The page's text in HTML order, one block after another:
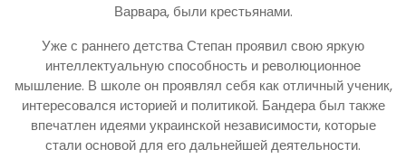
Варвара, были крестьянами.
Уже с раннего детства Степан проявил свою яркую
интеллектуальную способность и революционное
мышление. В школе он проявлял себя как отличный ученик,
интересовался историей и политикой. Бандера был также
впечатлен идеями украинской независимости, которые
стали основой для его дальнейшей деятельности.